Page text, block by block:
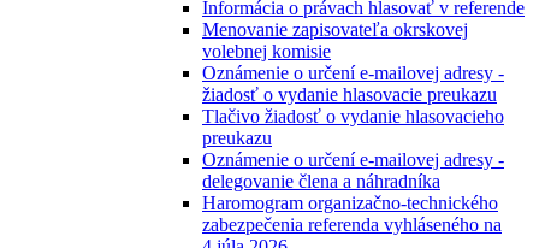
Informácia o právach hlasovať v referende
Menovanie zapisovateľa okrskovej
volebnej komisie
Oznámenie o určení e-mailovej adresy -
žiadosť o vydanie hlasovacie preukazu
Tlačivo žiadosť o vydanie hlasovacieho
preukazu
Oznámenie o určení e-mailovej adresy -
delegovanie člena a náhradníka
Haromogram organizačno-technického
zabezpečenia referenda vyhláseného na